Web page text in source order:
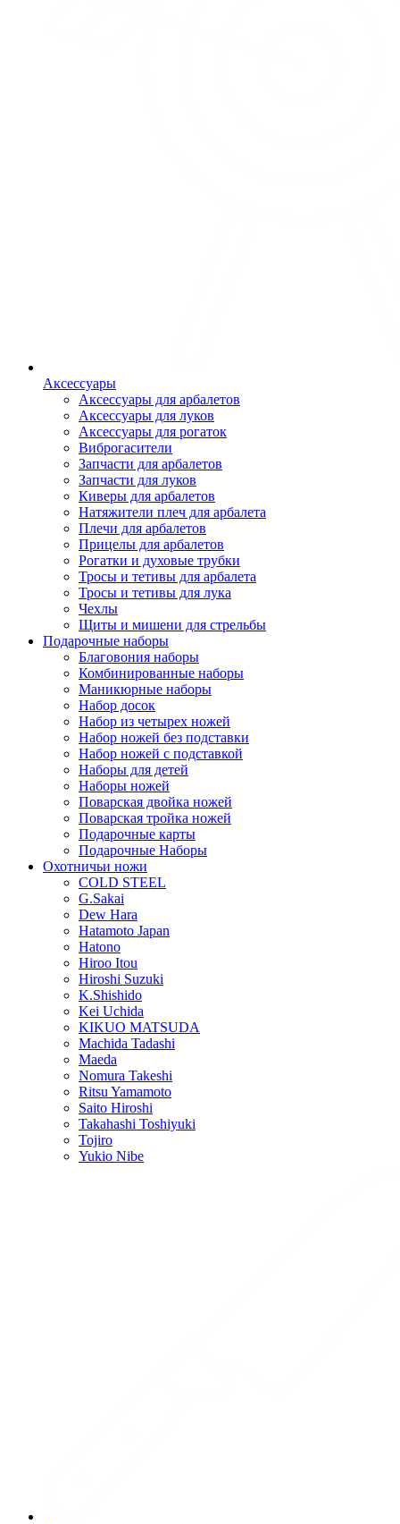
Аксессуары
Аксессуары для арбалетов
Аксессуары для луков
Аксессуары для рогаток
Виброгасители
Запчасти для арбалетов
Запчасти для луков
Киверы для арбалетов
Натяжители плеч для арбалета
Плечи для арбалетов
Прицелы для арбалетов
Рогатки и духовые трубки
Тросы и тетивы для арбалета
Тросы и тетивы для лука
Чехлы
Щиты и мишени для стрельбы
Подарочные наборы
Благовония наборы
Комбинированные наборы
Маникюрные наборы
Набор досок
Набор из четырех ножей
Набор ножей без подставки
Набор ножей с подставкой
Наборы для детей
Наборы ножей
Поварская двойка ножей
Поварская тройка ножей
Подарочные карты
Подарочные Наборы
Охотничьи ножи
COLD STEEL
G.Sakai
Dew Hara
Hatamoto Japan
Hatono
Hiroo Itou
Hiroshi Suzuki
K.Shishido
Kei Uchida
KIKUO MATSUDA
Machida Tadashi
Maeda
Nomura Takeshi
Ritsu Yamamoto
Saito Hiroshi
Takahashi Toshiyuki
Tojiro
Yukio Nibe